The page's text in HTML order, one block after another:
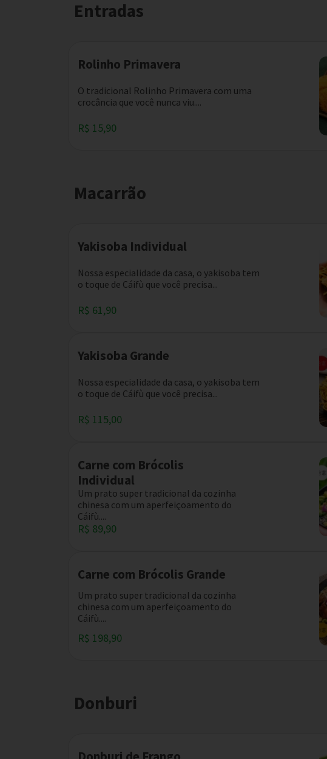
Entradas
Rolinho Primavera
O tradicional Rolinho Primavera com uma
crocância que você nunca viu....
R$ 15,90
Macarrão
Yakisoba Individual
Nossa especialidade da casa, o yakisoba tem
o toque de Cáifù que você precisa...
R$ 61,90
Yakisoba Grande
Nossa especialidade da casa, o yakisoba tem
o toque de Cáifù que você precisa...
R$ 115,00
Carne com Brócolis
Individual
Um prato super tradicional da cozinha
chinesa com um aperfeiçoamento do
Cáifù....
R$ 89,90
Carne com Brócolis Grande
Um prato super tradicional da cozinha
chinesa com um aperfeiçoamento do
Cáifù....
R$ 198,90
Donburi